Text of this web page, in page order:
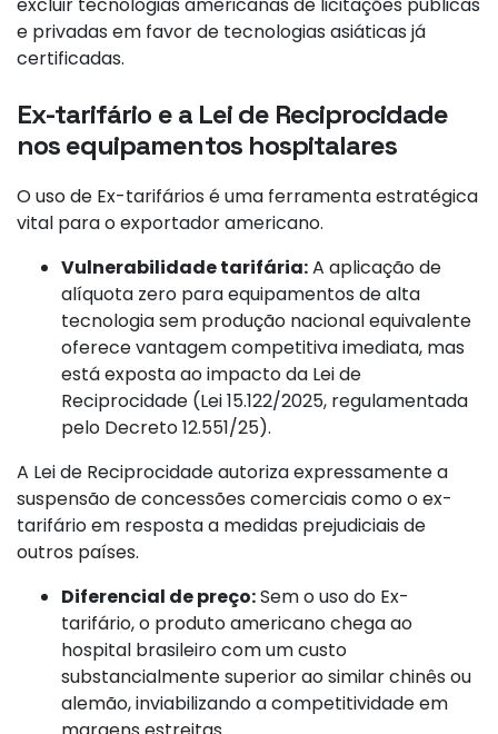
excluir tecnologias americanas de licitações públicas
e privadas em favor de tecnologias asiáticas já
certificadas.
Ex-tarifário e a Lei de Reciprocidade
nos equipamentos hospitalares
O uso de Ex-tarifários é uma ferramenta estratégica
vital para o exportador americano.
Vulnerabilidade tarifária:A aplicação de
alíquota zero para equipamentos de alta
tecnologia sem produção nacional equivalente
oferece vantagem competitiva imediata, mas
está exposta ao impacto da Lei de
Reciprocidade (Lei 15.122/2025, regulamentada
pelo Decreto 12.551/25).
A Lei de Reciprocidade autoriza expressamente a
suspensão de concessões comerciais como o ex-
tarifário em resposta a medidas prejudiciais de
outros países.
Diferencial de preço:Sem o uso do Ex-
tarifário, o produto americano chega ao
hospital brasileiro com um custo
substancialmente superior ao similar chinês ou
alemão, inviabilizando a competitividade em